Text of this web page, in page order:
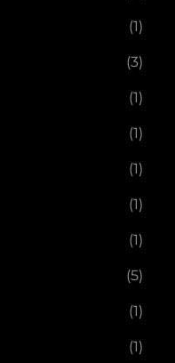
(1)
(3)
(1)
(1)
(1)
(1)
(1)
(5)
(1)
(1)